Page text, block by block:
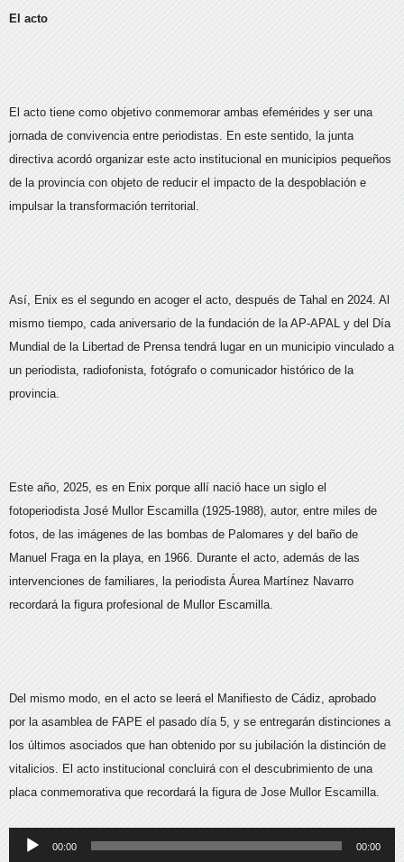
El acto
El acto tiene como objetivo conmemorar ambas efemérides y ser una
jornada de convivencia entre periodistas. En este sentido, la junta
directiva acordó organizar este acto institucional en municipios pequeños
de la provincia con objeto de reducir el impacto de la despoblación e
impulsar la transformación territorial.
Así, Enix es el segundo en acoger el acto, después de Tahal en 2024. Al
mismo tiempo, cada aniversario de la fundación de la AP-APAL y del Día
Mundial de la Libertad de Prensa tendrá lugar en un municipio vinculado a
un periodista, radiofonista, fotógrafo o comunicador histórico de la
provincia.
Este año, 2025, es en Enix porque allí nació hace un siglo el
fotoperiodista José Mullor Escamilla (1925-1988), autor, entre miles de
fotos, de las imágenes de las bombas de Palomares y del baño de
Manuel Fraga en la playa, en 1966. Durante el acto, además de las
intervenciones de familiares, la periodista Áurea Martínez Navarro
recordará la figura profesional de Mullor Escamilla.
Del mismo modo, en el acto se leerá el Manifiesto de Cádiz, aprobado
por la asamblea de FAPE el pasado día 5, y se entregarán distinciones a
los últimos asociados que han obtenido por su jubilación la distinción de
vitalicios. El acto institucional concluirá con el descubrimiento de una
placa conmemorativa que recordará la figura de Jose Mullor Escamilla.
Reproductor
00:00 00:00